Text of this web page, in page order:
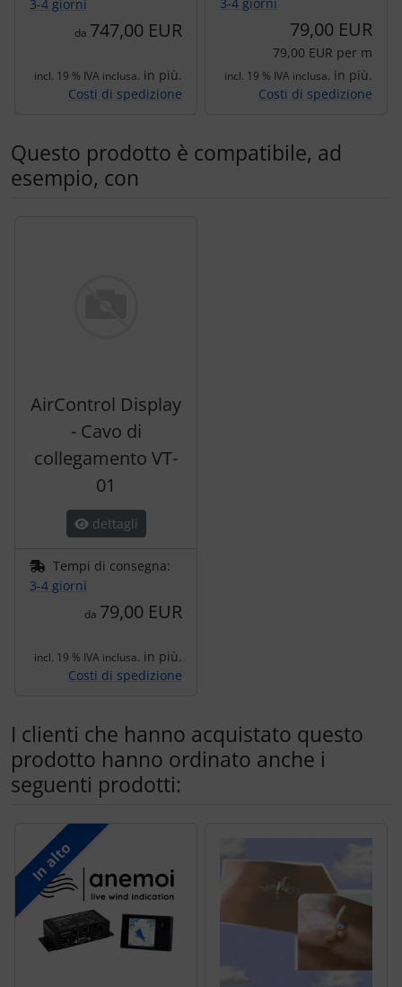
3-4 giorni
da 747,00 EUR
incl. 19 % IVA inclusa. in più.
Costi di spedizione
79,00 EUR
79,00 EUR per m
incl. 19 % IVA inclusa. in più.
Costi di spedizione
Questo prodotto è compatibile, ad
esempio, con
AirControl Display
- Cavo di
collegamento VT-
01
dettagli
Tempi di consegna:
3-4 giorni
da 79,00 EUR
incl. 19 % IVA inclusa. in più.
Costi di spedizione
I clienti che hanno acquistato questo
prodotto hanno ordinato anche i
seguenti prodotti:
Segue uno slider dei prodotti: utilizzare il tasto
In alto